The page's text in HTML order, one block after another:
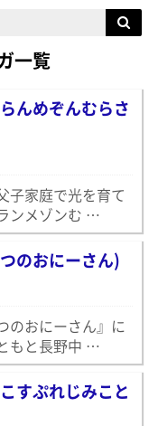
一覧
んめぞんむらさ
子家庭で光を育て
ンメゾンむ …
のおにーさん)
のおにーさん』に
もと長野中 …
すぷれじみこと